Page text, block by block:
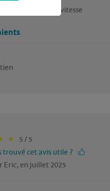
même à grande vitesse
5 / 5
trouvé cet avis utile ?
Eric, en juillet 2025